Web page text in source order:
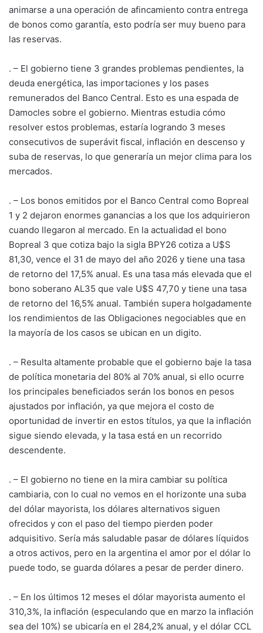
animarse a una operación de afincamiento contra entrega
de bonos como garantía, esto podría ser muy bueno para
las reservas.
. – El gobierno tiene 3 grandes problemas pendientes, la
deuda energética, las importaciones y los pases
remunerados del Banco Central. Esto es una espada de
Damocles sobre el gobierno. Mientras estudia cómo
resolver estos problemas, estaría logrando 3 meses
consecutivos de superávit fiscal, inflación en descenso y
suba de reservas, lo que generaría un mejor clima para los
mercados.
. – Los bonos emitidos por el Banco Central como Bopreal
1 y 2 dejaron enormes ganancias a los que los adquirieron
cuando llegaron al mercado. En la actualidad el bono
Bopreal 3 que cotiza bajo la sigla BPY26 cotiza a U$S
81,30, vence el 31 de mayo del año 2026 y tiene una tasa
de retorno del 17,5% anual. Es una tasa más elevada que el
bono soberano AL35 que vale U$S 47,70 y tiene una tasa
de retorno del 16,5% anual. También supera holgadamente
los rendimientos de las Obligaciones negociables que en
la mayoría de los casos se ubican en un digito.
. – Resulta altamente probable que el gobierno baje la tasa
de política monetaria del 80% al 70% anual, si ello ocurre
los principales beneficiados serán los bonos en pesos
ajustados por inflación, ya que mejora el costo de
oportunidad de invertir en estos títulos, ya que la inflación
sigue siendo elevada, y la tasa está en un recorrido
descendente.
. – El gobierno no tiene en la mira cambiar su política
cambiaria, con lo cual no vemos en el horizonte una suba
del dólar mayorista, los dólares alternativos siguen
ofrecidos y con el paso del tiempo pierden poder
adquisitivo. Sería más saludable pasar de dólares líquidos
a otros activos, pero en la argentina el amor por el dólar lo
puede todo, se guarda dólares a pesar de perder dinero.
. – En los últimos 12 meses el dólar mayorista aumento el
310,3%, la inflación (especulando que en marzo la inflación
sea del 10%) se ubicaría en el 284,2% anual, y el dólar CCL